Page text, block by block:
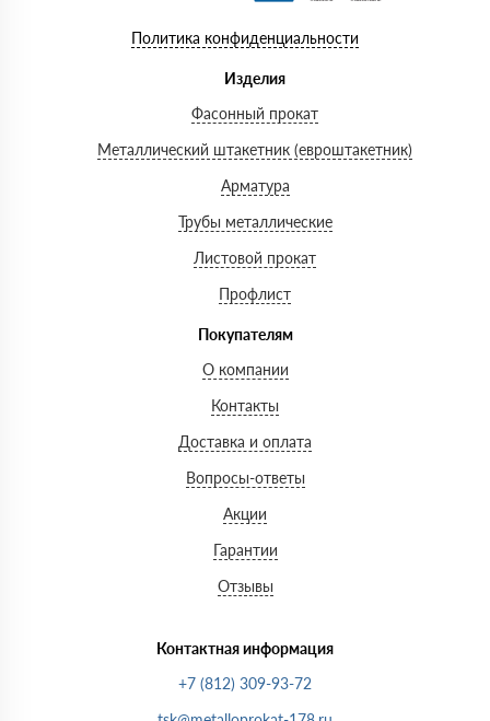
Политика конфиденциальности
Изделия
Фасонный прокат
Металлический штакетник (евроштакетник)
Арматура
Трубы металлические
Листовой прокат
Профлист
Покупателям
О компании
Контакты
Доставка и оплата
Вопросы-ответы
Акции
Гарантии
Отзывы
Контактная информация
+7 (812) 309-93-72